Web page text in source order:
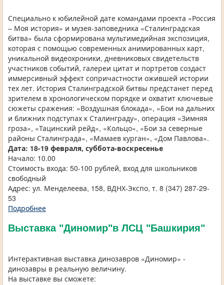
Специально к юбилейной дате командами проекта «Россия
– Моя история» и музея-заповедника «Сталинградская
битва» была сформирована мультимедийная экспозиция,
которая с помощью современных анимированных карт,
уникальной видеохроники, дневниковых свидетельств
участников событий, галереи цитат и портретов создаст
иммерсивный эффект сопричастности ожившей истории
тех лет. История Сталинградской битвы предстанет перед
зрителем в хронологическом порядке и охватит ключевые
сюжеты сражения: «Воздушная блокада», «Бои на дальних
и ближних подступах к Сталинграду», операция «Зимняя
гроза», «Тацинский рейд», «Кольцо», «Бои за северные
районы Сталинграда», «Мамаев курган», «Дом Павлова».
Дата: 18-19 февраля, суббота-воскресенье
Начало: 10.00
Стоимость входа: 50-100 рублей, вход для школьников
свободный
Адрес: ул. Менделеева, 158, ВДНХ-Экспо, т. 8 (347) 287-29-
53
Подробнее
Выставка "Диномир"в ЛСЦ "Башкирия"
Интерактивная выставка динозавров «Диномир» -
динозавры в реальную величину.
На выставке вы сможете: